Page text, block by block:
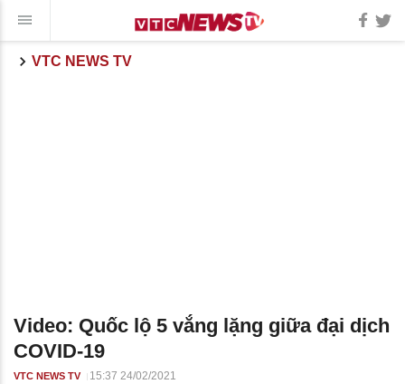
VTC NEWS TV
Video: Quốc lộ 5 vắng lặng giữa đại dịch
COVID-19
VTC NEWS TV 15:37 24/02/2021